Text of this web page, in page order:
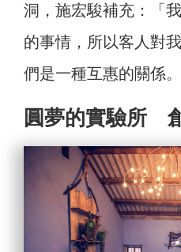
洞，施宏駿補充：「
的事情，所以客人對
們是一種互惠的關係。
圓夢的實驗所